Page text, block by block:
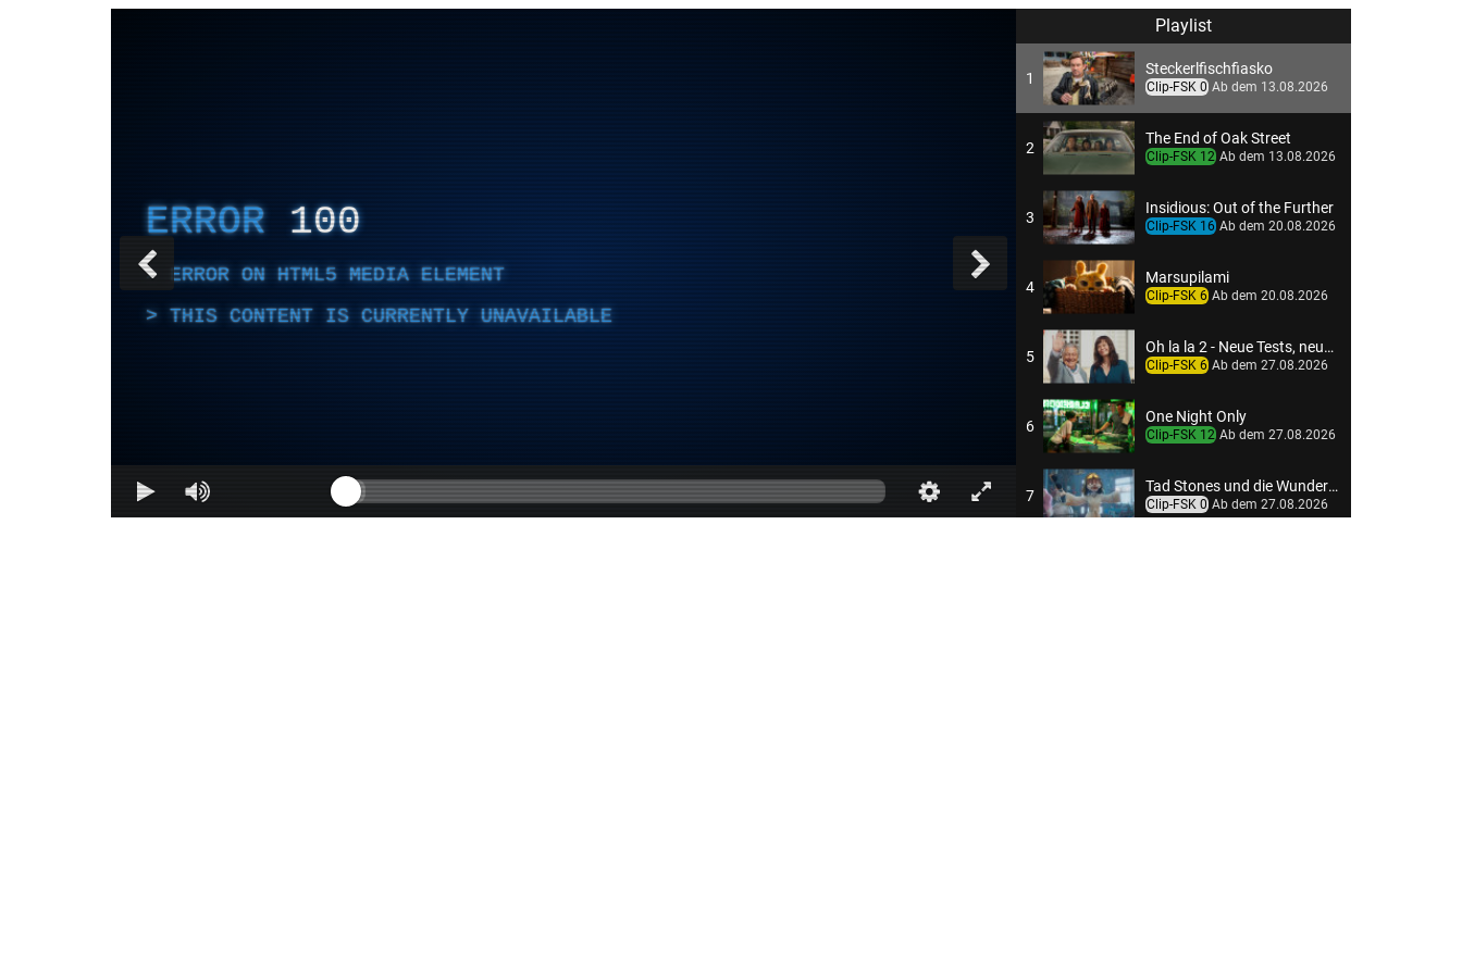
ERROR 100
ERROR ON HTML5 MEDIA ELEMENT
THIS CONTENT IS CURRENTLY UNAVAILABLE
Playlist
1
Steckerlfischfiasko
Clip-FSK 0 Ab dem 13.08.2026
2
The End of Oak Street
Clip-FSK 12 Ab dem 13.08.2026
3
Insidious: Out of the Further
Clip-FSK 16 Ab dem 20.08.2026
4
Marsupilami
Clip-FSK 6 Ab dem 20.08.2026
5
Oh la la 2 - Neue Tests, neues Chaos
Clip-FSK 6 Ab dem 27.08.2026
6
One Night Only
Clip-FSK 12 Ab dem 27.08.2026
7
Tad Stones und die Wunderlampe
Clip-FSK 0 Ab dem 27.08.2026